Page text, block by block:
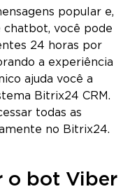
popular e,
chatbot, você pode
24 horas por
a experiência
ajuda você a
Bitrix24 CRM.
todas as
no Bitrix24.
o bot Viber